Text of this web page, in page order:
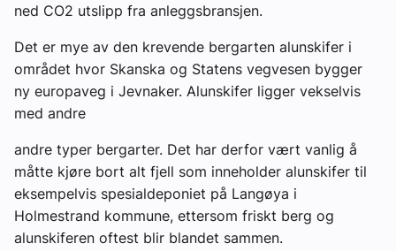
ned CO2 utslipp fra anleggsbransjen.
Det er mye av den krevende bergarten alunskifer i
området hvor Skanska og Statens vegvesen bygger
ny europaveg i Jevnaker. Alunskifer ligger vekselvis
med andre
andre typer bergarter. Det har derfor vært vanlig å
måtte kjøre bort alt fjell som inneholder alunskifer til
eksempelvis spesialdeponiet på Langøya i
Holmestrand kommune, ettersom friskt berg og
alunskiferen oftest blir blandet sammen.